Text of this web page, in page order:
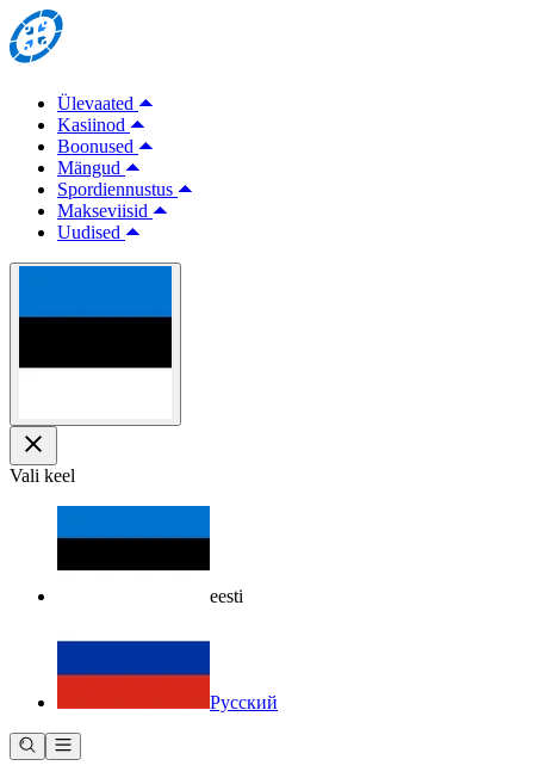
Ülevaated
Kasiinod
Boonused
Mängud
Spordiennustus
Makseviisid
Uudised
Vali keel
eesti
Русский